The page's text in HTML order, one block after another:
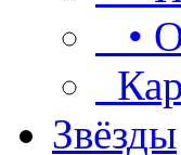
•
Звёзды